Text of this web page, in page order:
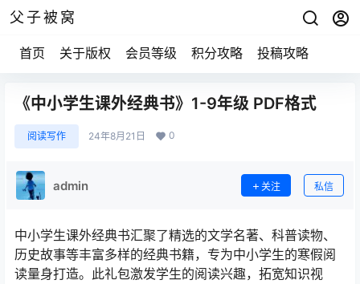
父子被窝
首页 关于版权 会员等级 积分攻略 投稿攻略
《中小学生课外经典书》1-9年级 PDF格式
阅读写作 24年8月21日 0
admin 关注 私信
中小学生课外经典书汇聚了精选的文学名著、科普读物、
历史故事等丰富多样的经典书籍，专为中小学生的寒假阅
读量身打造。此礼包激发学生的阅读兴趣，拓宽知识视